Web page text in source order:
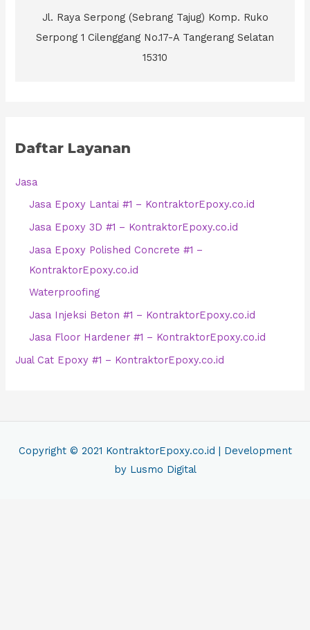
Jl. Raya Serpong (Sebrang Tajug) Komp. Ruko
Serpong 1 Cilenggang No.17-A Tangerang Selatan
15310
Daftar Layanan
Jasa
Jasa Epoxy Lantai #1 – KontraktorEpoxy.co.id
Jasa Epoxy 3D #1 – KontraktorEpoxy.co.id
Jasa Epoxy Polished Concrete #1 –
KontraktorEpoxy.co.id
Waterproofing
Jasa Injeksi Beton #1 – KontraktorEpoxy.co.id
Jasa Floor Hardener #1 – KontraktorEpoxy.co.id
Jual Cat Epoxy #1 – KontraktorEpoxy.co.id
Copyright © 2021 KontraktorEpoxy.co.id | Development
by Lusmo Digital